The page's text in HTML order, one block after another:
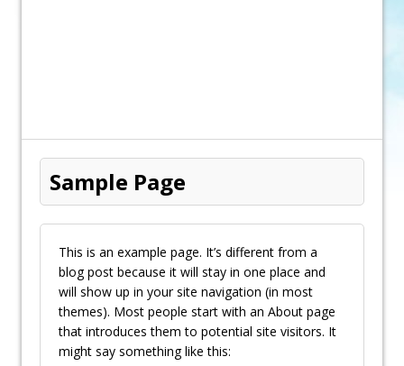
Sample Page
This is an example page. It’s different from a
blog post because it will stay in one place and
will show up in your site navigation (in most
themes). Most people start with an About page
that introduces them to potential site visitors. It
might say something like this: